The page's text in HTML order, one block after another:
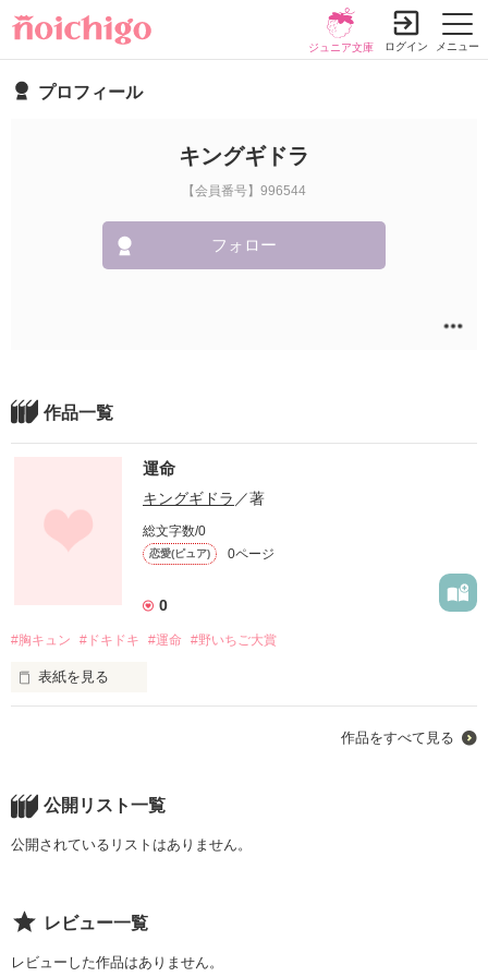
メニュー
ジュニア文庫 ログイン
プロフィール
キングギドラ
【会員番号】996544
フォロー
作品一覧
運命
キングギドラ ／著
総文字数/0
恋愛(ピュア) 0ページ
0
#胸キュン #ドキドキ #運命 #野いちご大賞
表紙を見る
作品をすべて見る
公開リスト一覧
公開されているリストはありません。
レビュー一覧
レビューした作品はありません。